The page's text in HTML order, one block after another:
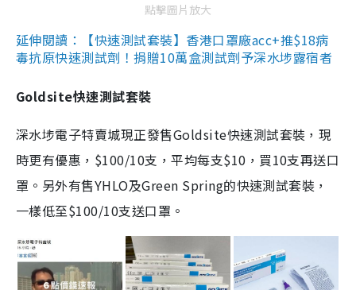
點擊圖片放大
延伸閱讀：【快速測試套裝】香港口罩廠acc+推$18病
毒抗原快速測試劑！捐贈10萬盒測試劑予深水埗露宿者
Goldsite快速測試套裝
深水埗電子特賣城現正發售Goldsite快速測試套裝，現
時更有優惠，$100/10支，平均每支$10，買10支再送口
罩。另外有售YHLO及Green Spring的快速測試套裝，
一樣低至$100/10支送口罩。